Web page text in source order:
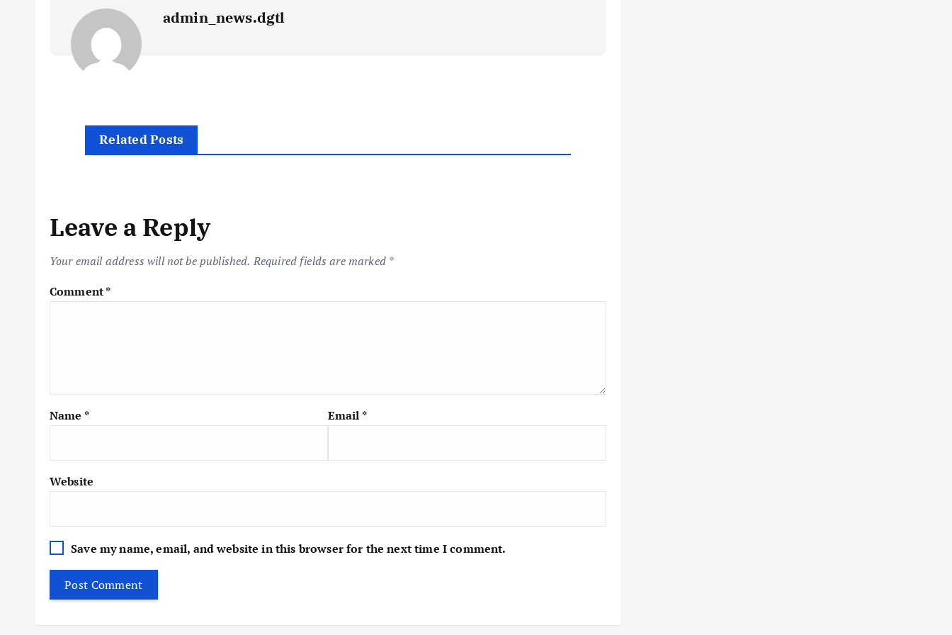
admin_news.dgtl
Related Posts
Leave a Reply
Your email address will not be published. Required fields are marked *
Comment*
Name * Email *
Website
Save my name, email, and website in this browser for the next time I comment.